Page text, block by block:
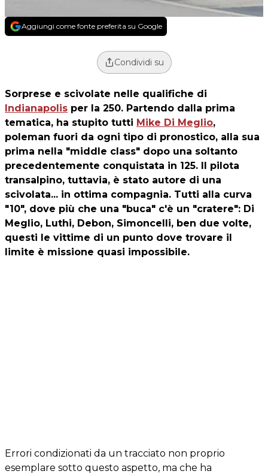
Aggiungi come fonte preferita su Google
Condividi su
Sorprese e scivolate nelle qualifiche di
Indianapolis per la 250. Partendo dalla prima
tematica, ha stupito tutti Mike Di Meglio,
poleman fuori da ogni tipo di pronostico, alla sua
prima nella "middle class" dopo una soltanto
precedentemente conquistata in 125. Il pilota
transalpino, tuttavia, è stato autore di una
scivolata... in ottima compagnia. Tutti alla curva
"10", dove più che una "buca" c'è un "cratere": Di
Meglio, Luthi, Debon, Simoncelli, ben due volte,
questi le vittime di un punto dove trovare il
limite è missione quasi impossibile.
Errori condizionati da un tracciato non proprio
esemplare sotto questo aspetto, ma che ha